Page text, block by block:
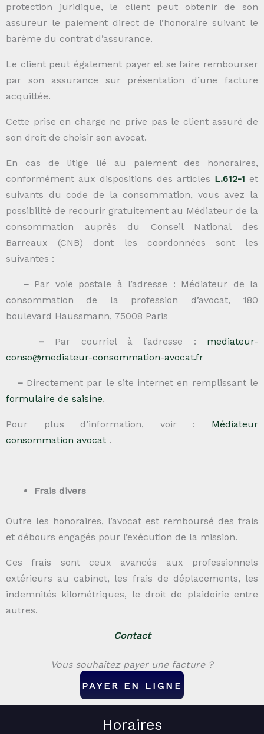
protection juridique, le client peut obtenir de son
assureur le paiement direct de l’honoraire suivant le
barème du contrat d’assurance.
Le client peut également payer et se faire rembourser
par son assurance sur présentation d’une facture
acquittée.
Cette prise en charge ne prive pas le client assuré de
son droit de choisir son avocat.
En cas de litige lié au paiement des honoraires,
conformément aux dispositions des articles L.612-1 et
suivants du code de la consommation, vous avez la
possibilité de recourir gratuitement au Médiateur de la
consommation auprès du Conseil National des
Barreaux (CNB) dont les coordonnées sont les
suivantes :
–Par voie postale à l’adresse : Médiateur de la
consommation de la profession d’avocat, 180
boulevard Haussmann, 75008 Paris
– Par courriel à l’adresse : mediateur-
conso@mediateur-consommation-avocat.fr
–Directement par le site internet en remplissant le
formulaire de saisine.
Pour plus d’information, voir : Médiateur
consommation avocat .
Frais divers
Outre les honoraires, l’avocat est remboursé des frais
et débours engagés pour l’exécution de la mission.
Ces frais sont ceux avancés aux professionnels
extérieurs au cabinet, les frais de déplacements, les
indemnités kilométriques, le droit de plaidoirie entre
autres.
Contact
Vous souhaitez payer une facture ?
PAYER EN LIGNE
Horaires